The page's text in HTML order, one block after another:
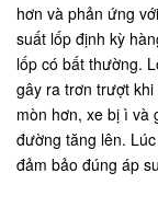
hơn và phản ứng
suất lốp định kỳ
lốp có bất thường.
gây ra trơn trượt
mòn hơn, xe bị ì và
đường tăng lên.
đảm bảo đúng áp